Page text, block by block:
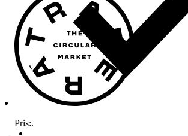
Pris:.